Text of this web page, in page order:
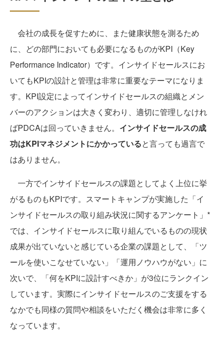
会社の成長を促すために、また健康状態を測るため
に、どの部門においても必要になるものがKPI（Key
Performance Indicator）です。インサイドセールスにお
いてもKPIの設計と管理は非常に重要なテーマになりま
す。KPI設定によってインサイドセールスの組織とメン
バーのアクションは大きく変わり、適切に管理しなけれ
ばPDCAは回っていきません。 インサイドセールスの成
功はKPIマネジメントにかかっていると言っても過言で
はありません。
一方でインサイドセールスの課題としてよく上位に挙
がるものもKPIです。スマートキャンプが実施した「イ
ンサイドセールスの取り組み状況に関するアンケート」*
では、インサイドセールスに取り組んでいるものの現状
成果が出ていないと感じている企業の課題として、「ツ
ールを使いこなせていない」「運用ノウハウがない」に
次いで、「何をKPIに設計すべきか」が3位にランクイン
しています。実際にインサイドセールスのご支援をする
なかでも同様の質問や相談をいただく機会は非常に多く
なっています。